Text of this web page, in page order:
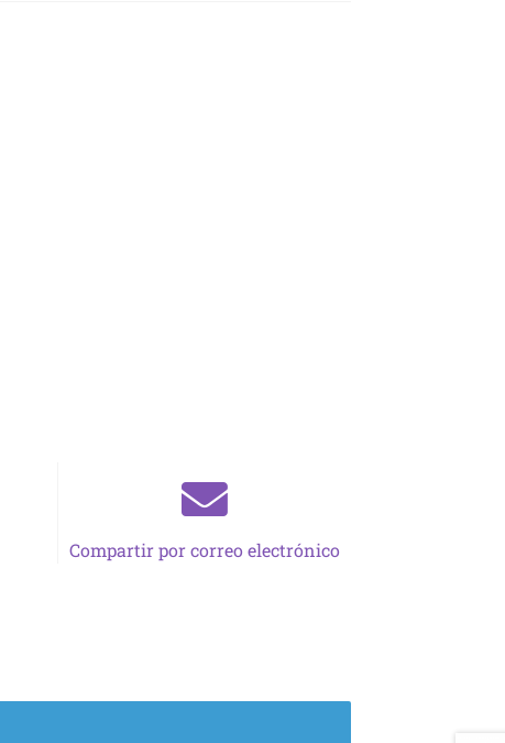
Compartir por correo electrónico